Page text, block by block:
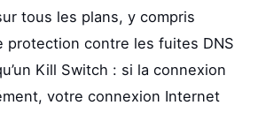
tous les plans, y compris
protection contre les fuites DNS
Kill Switch : si la connexion
votre connexion Internet